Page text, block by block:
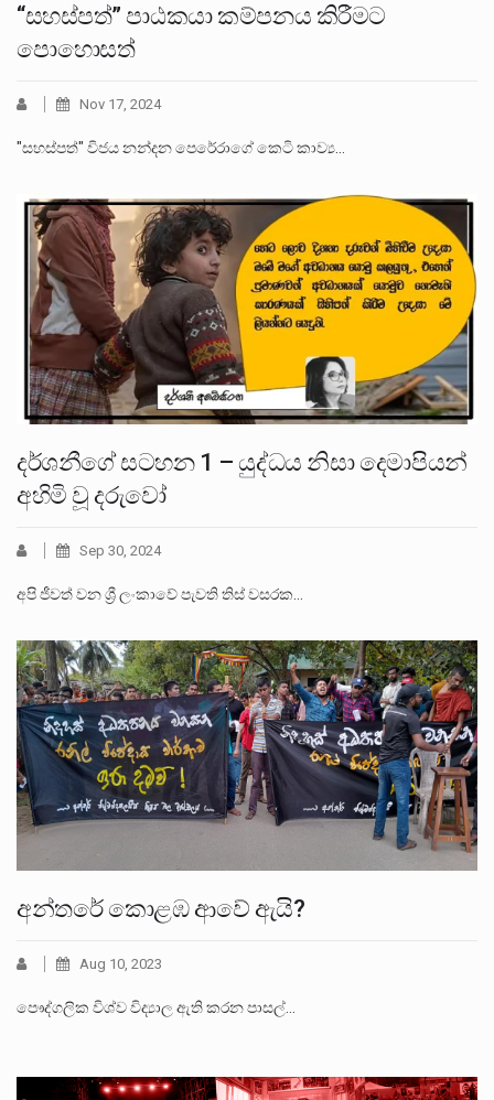
“සහස්පත්” පාඨකයා කම්පනය කිරීමට
පොහොසත්
Nov 17, 2024
"සහස්පත්" විජය නන්දන පෙරේරාගේ කෙටි කාව්‍ය…
දර්ශනීගේ සටහන 1 – යුද්ධය නිසා දෙමාපියන්
අහිමි වූ දරුවෝ
Sep 30, 2024
අපි ජීවත් වන ශ්‍රී ලංකාවේ පැවති තිස් වසරක…
අන්තරේ කොළඹ ආවේ ඇයි?
Aug 10, 2023
පෞද්ගලික විශ්ව විද්‍යාල ඇති කරන පාසල්…